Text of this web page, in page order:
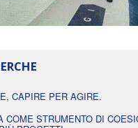
CAPIRE PER AGIRE.
COME STRUMENTO DI